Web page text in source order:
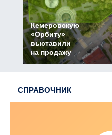
Кемеровскую
«Орбиту»
выставили
на продажу
СПРАВОЧНИК